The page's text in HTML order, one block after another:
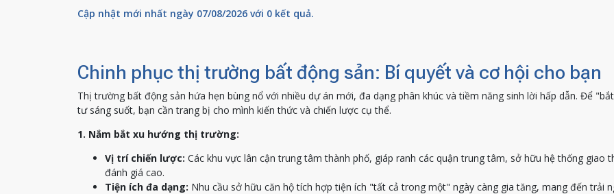
Cập nhật mới nhất ngày 07/08/2026 với 0 kết quả.
Chinh phục thị trường bất động sản: Bí quyết và cơ hội cho bạn
Thị trường bất động sản hứa hẹn bùng nổ với nhiều dự án mới, đa dạng phân khúc và tiềm năng sinh lời hấp dẫn. Để
tư sáng suốt, bạn cần trang bị cho mình kiến thức và chiến lược cụ thể.
1. Nắm bắt xu hướng thị trường:
Vị trí chiến lược: Các khu vực lân cận trung tâm thành phố, giáp ranh các quận trung tâm, sở hữu hệ thống giao
đánh giá cao.
Tiện ích đa dạng: Nhu cầu sở hữu căn hộ tích hợp tiện ích "tất cả trong một" ngày càng gia tăng, mang đến trải